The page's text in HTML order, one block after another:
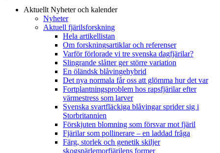
Aktuellt Nyheter och kalender
Nyheter
Aktuell fjärilsforskning
Hela artikellistan
Om forskningsartiklar och referenser
Varför förlorade vi tre svenska dagfjärilar?
Slingrande slåtter ger större variation
En öländsk blåvingehybrid
Det nya normala får oss att glömma hur det var
Fortplantningsproblem hos rapsfjärilar efter
värmestress som larver
Svenska svartfläckiga blåvingar sprider sig i
Storbritannien
Förskjuten blomning som försvar mot fjäril
Fjärilar som pollinerare – en laddad fråga
Färg, storlek och genetik skiljer
skogspärlemorfjärilens former